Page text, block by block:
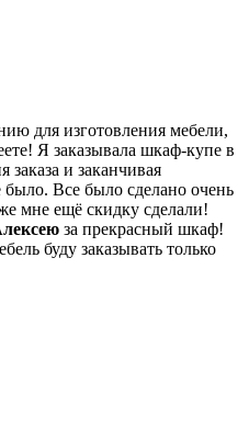
для изготовления мебели,
Я заказывала шкаф-купе в
и заканчивая
Все было сделано очень
мне ещё скидку сделали!
за прекрасный шкаф!
буду заказывать только